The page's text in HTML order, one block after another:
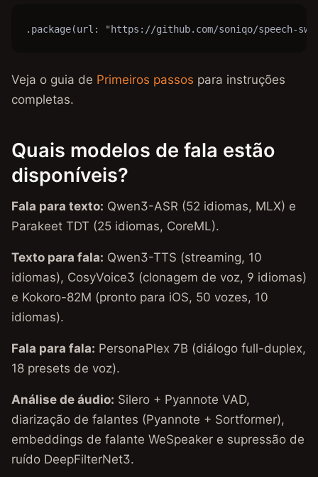
.package(url: "https://github.com/soniqo/speech-
Veja o guia de Primeiros passos para instruções
completas.
Quais modelos de fala estão
disponíveis?
Fala para texto: Qwen3-ASR (52 idiomas, MLX) e
Parakeet TDT (25 idiomas, CoreML).
Texto para fala: Qwen3-TTS (streaming, 10
idiomas), CosyVoice3 (clonagem de voz, 9 idiomas)
e Kokoro-82M (pronto para iOS, 50 vozes, 10
idiomas).
Fala para fala: PersonaPlex 7B (diálogo full-duplex,
18 presets de voz).
Análise de áudio: Silero + Pyannote VAD,
diarização de falantes (Pyannote + Sortformer),
embeddings de falante WeSpeaker e supressão de
ruído DeepFilterNet3.